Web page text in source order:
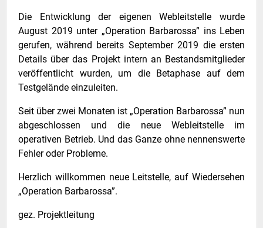
Die Entwicklung der eigenen Webleitstelle wurde
August 2019 unter „Operation Barbarossa” ins Leben
gerufen, während bereits September 2019 die ersten
Details über das Projekt intern an Bestandsmitglieder
veröffentlicht wurden, um die Betaphase auf dem
Testgelände einzuleiten.
Seit über zwei Monaten ist „Operation Barbarossa” nun
abgeschlossen und die neue Webleitstelle im
operativen Betrieb. Und das Ganze ohne nennenswerte
Fehler oder Probleme.
Herzlich willkommen neue Leitstelle, auf Wiedersehen
„Operation Barbarossa”.
gez. Projektleitung